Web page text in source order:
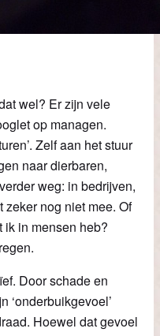
wel? Er zijn vele
op managen.
Zelf aan het stuur
naar dierbaren,
weg: in bedrijven,
zeker nog niet mee. Of
ik in mensen heb?
Door schade en
‘onderbuikgevoel’
Hoewel dat gevoel